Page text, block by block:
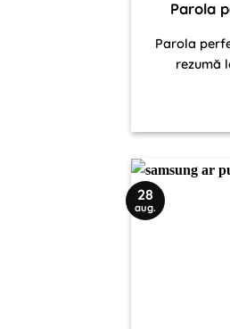
Parola
Parola
rezumă
28
aug.